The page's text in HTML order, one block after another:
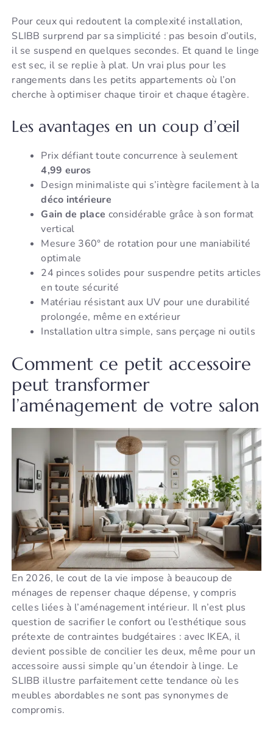
Pour ceux qui redoutent la complexité installation,
SLIBB surprend par sa simplicité : pas besoin d’outils,
il se suspend en quelques secondes. Et quand le linge
est sec, il se replie à plat. Un vrai plus pour les
rangements dans les petits appartements où l’on
cherche à optimiser chaque tiroir et chaque étagère.
Les avantages en un coup d’œil
Prix défiant toute concurrence à seulement
4,99 euros
Design minimaliste qui s’intègre facilement à la
déco intérieure
Gain de place considérable grâce à son format
vertical
Mesure 360° de rotation pour une maniabilité
optimale
24 pinces solides pour suspendre petits articles
en toute sécurité
Matériau résistant aux UV pour une durabilité
prolongée, même en extérieur
Installation ultra simple, sans perçage ni outils
Comment ce petit accessoire
peut transformer
l’aménagement de votre salon
En 2026, le cout de la vie impose à beaucoup de
ménages de repenser chaque dépense, y compris
celles liées à l’aménagement intérieur. Il n’est plus
question de sacrifier le confort ou l’esthétique sous
prétexte de contraintes budgétaires : avec IKEA, il
devient possible de concilier les deux, même pour un
accessoire aussi simple qu’un étendoir à linge. Le
SLIBB illustre parfaitement cette tendance où les
meubles abordables ne sont pas synonymes de
compromis.